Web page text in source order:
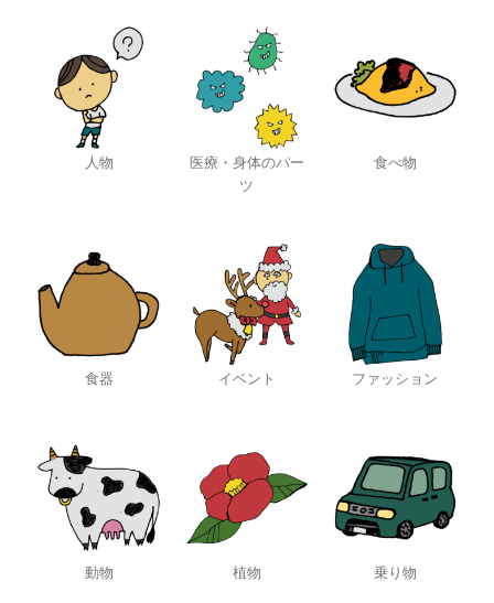
人物
医療・身体のパー
ツ
食べ物
食器 イベント ファッション
動物 植物 乗り物